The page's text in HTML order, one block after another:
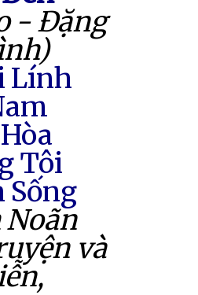
- Đặng
Lính
Tôi
Sống
và